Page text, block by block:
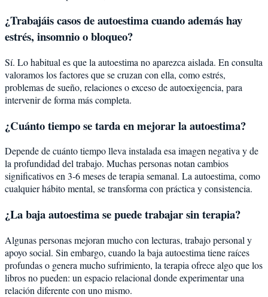
¿Trabajáis casos de autoestima cuando además hay
estrés, insomnio o bloqueo?
Sí. Lo habitual es que la autoestima no aparezca aislada. En consulta
valoramos los factores que se cruzan con ella, como estrés,
problemas de sueño, relaciones o exceso de autoexigencia, para
intervenir de forma más completa.
¿Cuánto tiempo se tarda en mejorar la autoestima?
Depende de cuánto tiempo lleva instalada esa imagen negativa y de
la profundidad del trabajo. Muchas personas notan cambios
significativos en 3-6 meses de terapia semanal. La autoestima, como
cualquier hábito mental, se transforma con práctica y consistencia.
¿La baja autoestima se puede trabajar sin terapia?
Algunas personas mejoran mucho con lecturas, trabajo personal y
apoyo social. Sin embargo, cuando la baja autoestima tiene raíces
profundas o genera mucho sufrimiento, la terapia ofrece algo que los
libros no pueden: un espacio relacional donde experimentar una
relación diferente con uno mismo.